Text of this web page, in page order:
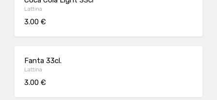
Lattina
3.00 €
Fanta 33cl.
Lattina
3.00 €